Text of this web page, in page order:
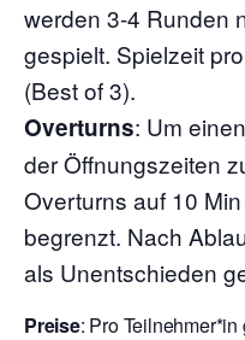
werden 3-4 Runden
gespielt. Spielzeit
(Best of 3).
Overturns: Um
der Öffnungszeiten
Overturns auf 10
begrenzt. Nach
als Unentschieden
Preise: Pro